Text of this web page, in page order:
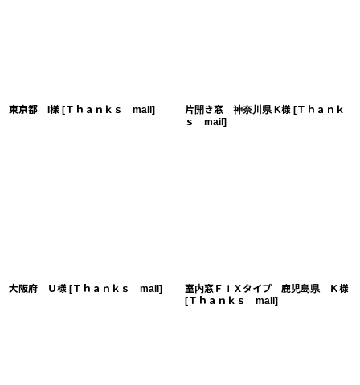
東京都 I様 [Ｔｈａｎｋｓ mail ] 片開き窓 神奈川県 K様 [Ｔｈａｎｋ
ｓ mail ]
大阪府 Ｕ様 [Ｔｈａｎｋｓ mail ]
室内窓ＦＩＸタイプ 鹿児島県 Ｋ様
[Ｔｈａｎｋｓ mail ]